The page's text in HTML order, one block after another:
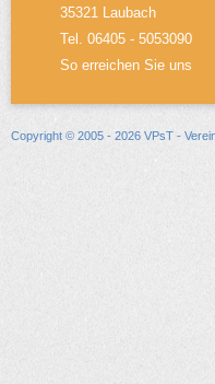
35321 Laubach
Tel. 06405 - 5053090
So erreichen Sie uns
Copyright © 2005 - 2026 VPsT -